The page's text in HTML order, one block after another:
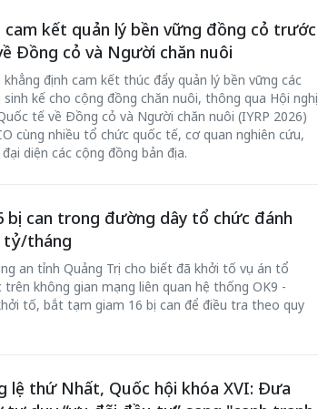
cam kết quản lý bền vững đồng cỏ trước
Đồng cỏ và Người chăn nuôi
định cam kết thúc đẩy quản lý bền vững các
kế cho cộng đồng chăn nuôi, thông qua Hội nghị
tế về Đồng cỏ và Người chăn nuôi (IYRP 2026)
cùng nhiều tổ chức quốc tế, cơ quan nghiên cứu,
diện các cộng đồng bản địa.
bị can trong đường dây tổ chức đánh
tỷ/tháng
an tỉnh Quảng Trị cho biết đã khởi tố vụ án tổ
trên không gian mạng liên quan hệ thống OK9 -
tố, bắt tạm giam 16 bị can để điều tra theo quy
lệ thứ Nhất, Quốc hội khóa XVI: Đưa